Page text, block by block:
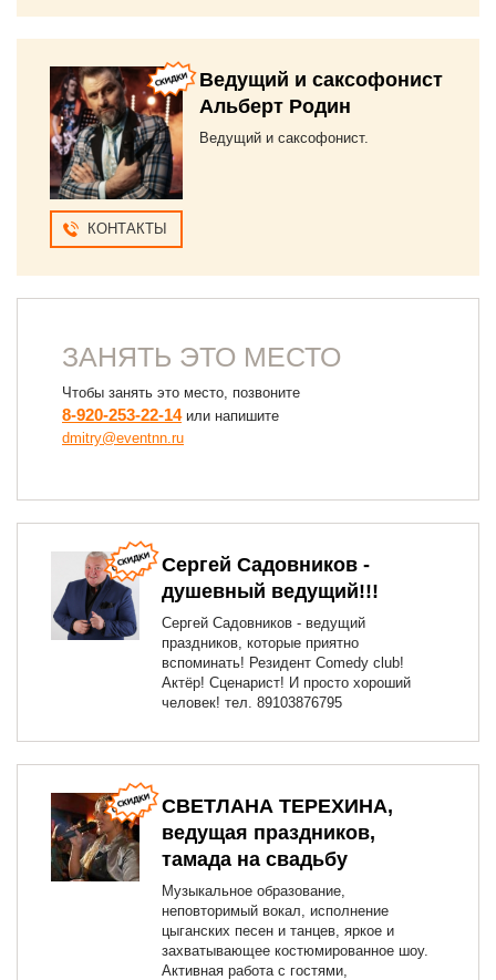
КОНТАКТЫ
Ведущий и саксофонист
Альберт Родин
Ведущий и саксофонист.
ЗАНЯТЬ ЭТО МЕСТО
Чтобы занять это место, позвоните
8-920-253-22-14или напишите
dmitry@eventnn.ru
Сергей Садовников -
душевный ведущий!!!
Сергей Садовников - ведущий
праздников, которые приятно
вспоминать! Резидент Comedy club!
Актёр! Сценарист! И просто хороший
человек! тел. 89103876795
СВЕТЛАНА ТЕРЕХИНА,
ведущая праздников,
тамада на свадьбу
Музыкальное образование,
неповторимый вокал, исполнение
цыганских песен и танцев, яркое и
захватывающее костюмированное шоу.
Активная работа с гостями,